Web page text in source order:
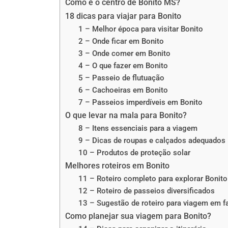
Como é o centro de Bonito MS?
18 dicas para viajar para Bonito
1 – Melhor época para visitar Bonito
2 – Onde ficar em Bonito
3 – Onde comer em Bonito
4 – O que fazer em Bonito
5 – Passeio de flutuação
6 – Cachoeiras em Bonito
7 – Passeios imperdíveis em Bonito
O que levar na mala para Bonito?
8 – Itens essenciais para a viagem
9 – Dicas de roupas e calçados adequados
10 – Produtos de proteção solar
Melhores roteiros em Bonito
11 – Roteiro completo para explorar Bonito
12 – Roteiro de passeios diversificados
13 – Sugestão de roteiro para viagem em
Como planejar sua viagem para Bonito?